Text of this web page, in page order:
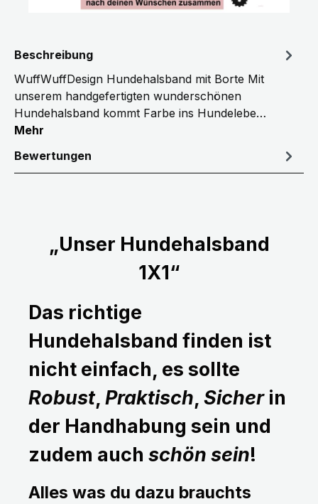
Beschreibung
WuffWuffDesign Hundehalsband mit Borte Mit
unserem handgefertigten wunderschönen
Hundehalsband kommt Farbe ins Hundelebe…
Mehr
Bewertungen
„Unser Hundehalsband
1X1“
Das richtige
Hundehalsband finden ist
nicht einfach, es sollte
Robust, Praktisch, Sicherin
der Handhabung sein und
zudem auch schön sein!
Alles was du dazu brauchts